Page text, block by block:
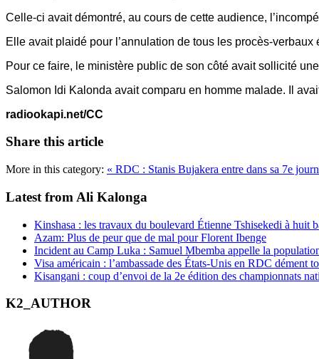
Celle-ci avait démontré, au cours de cette audience,
Elle avait plaidé pour l’annulation de tous les procès-
Pour ce faire, le ministère public de son côté avait sollicité
Salomon Idi Kalonda avait comparu en homme malade. Il
radiookapi.net/CC
Share this article
More in this category: « RDC : Stanis Bujakera entre dans sa 7e
Latest from Ali Kalonga
Kinshasa : les travaux du boulevard Étienne Tshisekedi à huit
Azam: Plus de peur que de mal pour Florent Ibenge
Incident au Camp Luka : Samuel Mbemba appelle la
Visa américain : l’ambassade des États-Unis en RDC dément
Kisangani : coup d’envoi de la 2e édition des championnats
K2_AUTHOR